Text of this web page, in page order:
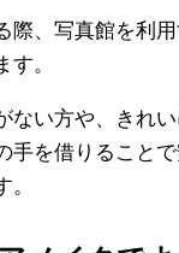
際、写真館を利
。
ない方や、きれ
手を借りること